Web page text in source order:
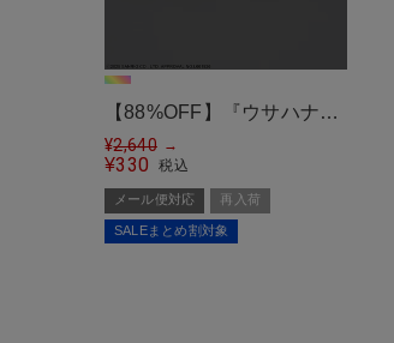
【88%OFF】『ウサハナ
×SPINNS』ぬいぐるみマル
チクリップ＜メール便対応
＞
¥2,640 →
¥330 税込
メール便対応 再入荷
SALEまとめ割対象